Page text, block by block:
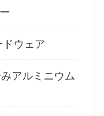
ウェア
アルミニウム